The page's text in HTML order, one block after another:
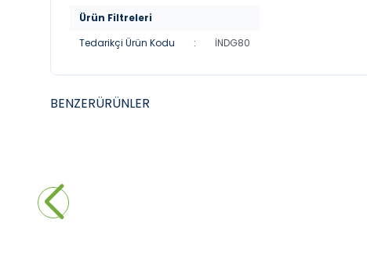
Ürün Filtreleri
Tedarikçi Ürün Kodu
: İNDG80
BENZERÜRÜNLER
Krom Menteşeli Cam Duşakabin 120x80
39.600,00